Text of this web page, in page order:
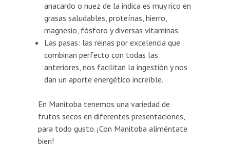
anacardo o nuez de la indica es muy rico en
grasas saludables, proteínas, hierro,
magnesio, fósforo y diversas vitaminas.
Las pasas: las reinas por excelencia que
combinan perfecto con todas las
anteriores, nos facilitan la ingestión y nos
dan un aporte energético increíble.
En Manitoba tenemos una variedad de
frutos secos en diferentes presentaciones,
para todo gusto. ¡Con Manitoba aliméntate
bien!